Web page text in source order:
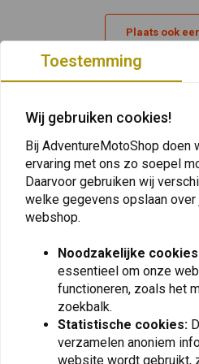
Plaats ook
150/70 | B18 E-10
€121,21 €159,95
Toestemming
Wij gebruiken cookies!
Bij AdventureMotoShop doen
ervaring met ons zo soepel
Daarvoor gebruiken wij
welke gegevens opslaan
webshop.
Noodzakelijke
essentieel om onze
functioneren, zoals het
zoekbalk.
Statistische cookies:
verzamelen anoniem
website wordt gebruikt,